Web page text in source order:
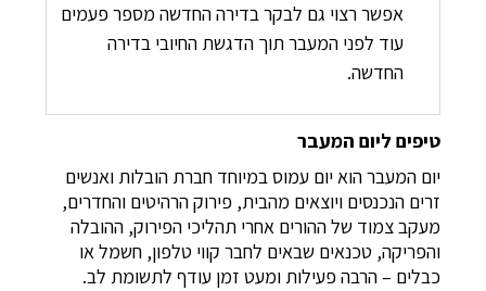
אפשר רצוי גם לבקר בדירה החדשה מספר פעמים
עוד לפני המעבר תוך הדגשת החיובי בדירה
החדשה.
טיפים ליום המעבר
יום המעבר הוא יום עמוס במיוחד חברת הובלות ואנשים
זרים הנכנסים ויוצאים מהבית, פירוק הרהיטים והחדרים,
מעקב צמוד של ההורים אחרי תהליכי הפירוק, ההובלה
והפריקה, טכנאים שבאים לחבר קווי טלפון, חשמל או
כבלים – הרבה פעילות ומעט זמן עודף לתשומת לב.